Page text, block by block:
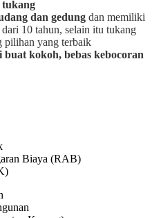
tukang
dan gedung dan memiliki
10 tahun, selain itu tukang
pilihan yang terbaik
kokoh, bebas kebocoran
Biaya (RAB)